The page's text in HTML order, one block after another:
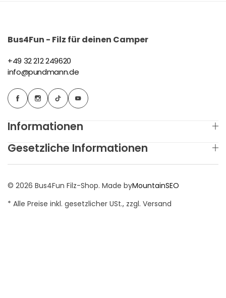
Bus4Fun - Filz für deinen Camper
+49 32 212 249620
info@pundmann.de
Informationen
Gesetzliche Informationen
© 2026 Bus4Fun Filz-Shop. Made byMountainSEO
* Alle Preise inkl. gesetzlicher USt., zzgl. Versand